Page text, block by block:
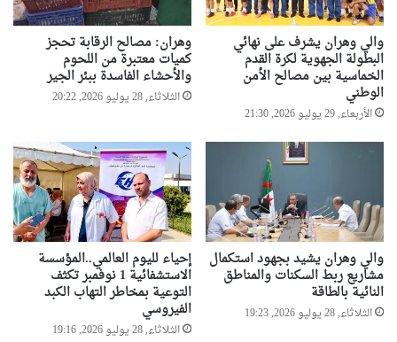
والي وهران يشرف على نهائي
البطولة الجهوية لكرة القدم
الخماسية بين مصالح الأمن
الوطني
الأربعاء, 29 يوليو 2026, 21:30
وهران: مصالح الرقابة تحجز
كميات معتبرة من اللحوم
والأحشاء الفاسدة ببئر الجير
الثلاثاء, 28 يوليو 2026, 20:22
والي وهران يشيد بجهود استكمال
مشاريع ربط السكنات والمناطق
النائية بالطاقة
الثلاثاء, 28 يوليو 2026, 19:23
إحياء لليوم العالمي..المؤسسة
الاستشفائية 1 نوفمبر تكثف
التوعية بمخاطر التهاب الكبد
الفيروسي
الثلاثاء, 28 يوليو 2026, 19:16